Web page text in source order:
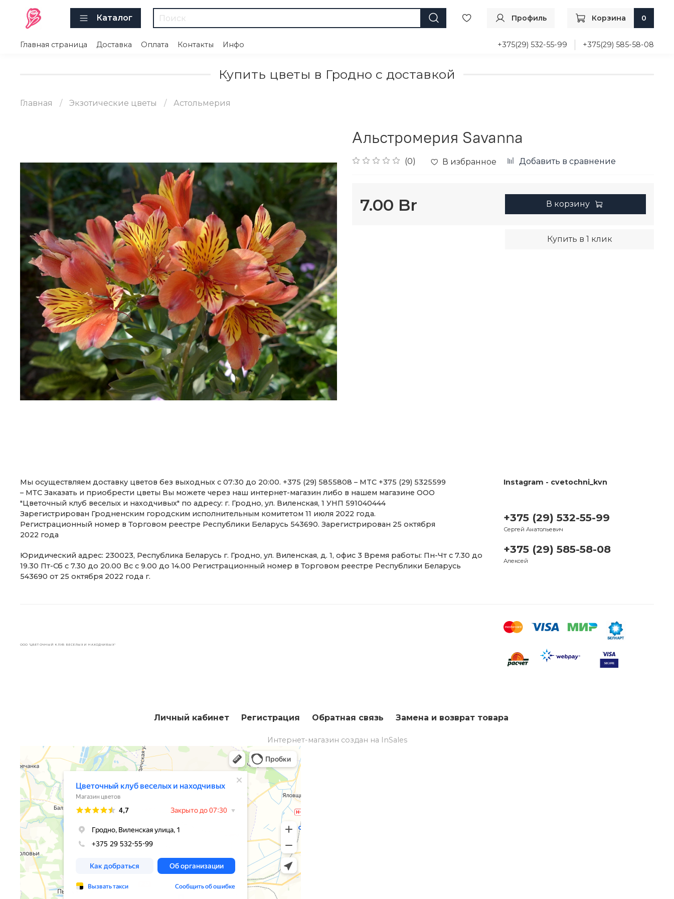
Каталог Профиль Корзина 0
Главная страница Доставка Оплата Контакты Инфо +375(29) 532-55-99 +375(29) 585-58-08
Купить цветы в Гродно с доставкой
Главная Экзотические цветы Астольмерия
Альстромерия Savanna
(0) В избранное Добавить в сравнение
7.00 Br В корзину
Купить в 1 клик
Мы осуществляем доставку цветов без выходных с 07:30 до 20:00. +375 (29) 5855808 – MTC +375 (29) 5325599
– МТС Заказать и приобрести цветы Вы можете через наш интернет-магазин либо в нашем магазине ООО
"Цветочный клуб веселых и находчивых" по адресу: г. Гродно, ул. Виленская, 1 УНП 591040444
Зарегистрирован Гродненским городским исполнительным комитетом 11 июля 2022 года.
Регистрационный номер в Торговом реестре Республики Беларусь 543690. Зарегистрирован 25 октября
2022 года
Юридический адрес: 230023, Республика Беларусь г. Гродно, ул. Виленская, д. 1, офис 3 Время работы: Пн-Чт с 7.30 до
19.30 Пт-Сб с 7.30 до 20.00 Вс с 9.00 до 14.00 Регистрационный номер в Торговом реестре Республики Беларусь
543690 от 25 октября 2022 года г.
Instagram - cvetochni_kvn
+375 (29) 532-55-99
Сергей Анатольевич
+375 (29) 585-58-08
Алексей
ООО "ЦВЕТОЧНЫЙ КЛУБ ВЕСЕЛЫХ И НАХОДЧИВЫХ"
Личный кабинет Регистрация Обратная связь Замена и возврат товара
Интернет-магазин создан на InSales